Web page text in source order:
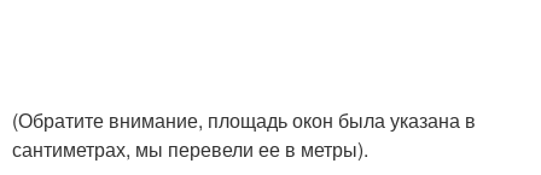
(Обратите внимание, площадь окон была указана в
сантиметрах, мы перевели ее в метры).